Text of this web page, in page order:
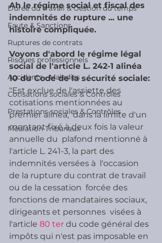
Durée du travail & Gestion du temps
Faute & Sanctions
Ruptures de contrats
Risques professionnels
Accidents - Maladies
Cotisations sociales & Contrôles
Prestations sociales & Contrôles
Médiation Tribunaux
Ah le régime social et fiscal des
indemnités de rupture ... une
histoire compliquée.
Voyons d'abord le régime légal
social de l'article L. 242-1 alinéa
10 du Code de la sécurité sociale:
"Est exclue de l'assiette des
cotisations mentionnées au
premier alinéa,  dans la limite d'un
montant fixé à deux fois la valeur
annuelle du  plafond mentionné à
l'article L. 241-3, la part des
indemnités versées à  l'occasion
de la rupture du contrat de travail
ou de la cessation  forcée des
fonctions de mandataires sociaux,
dirigeants et personnes  visées à
l'article 80 ter du code général des
impôts qui n'est pas imposable en